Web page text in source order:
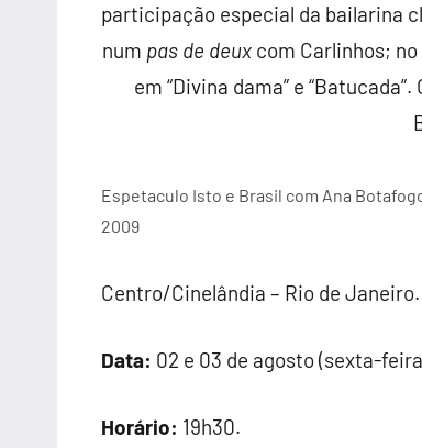
participação especial da bailarina
num pas de deuxcom Carlinhos; no
em “Divina dama” e
Espetaculo Isto e Brasil com Ana
2009
Centro/Cinelândia – Rio de Janeiro.
Data: 02 e 03 de agosto (sexta-
Horário: 19h30.